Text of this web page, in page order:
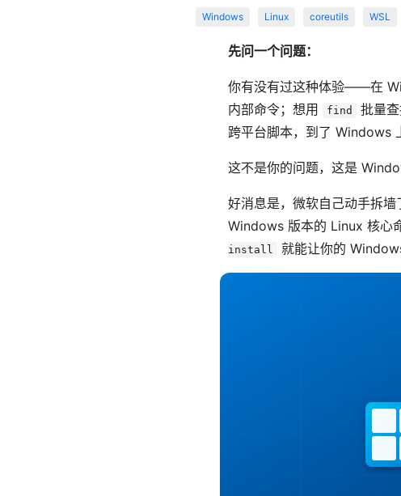
Windows Linux coreutils WSL
先问一个问题：
你有没有过这种体验——在
内部命令；想用
find 批量
跨平台脚本，到了 Windows
这不是你的问题，这是
好消息是，微软自己动手拆
Windows 版本的 Linux 核心
install
就能让你的